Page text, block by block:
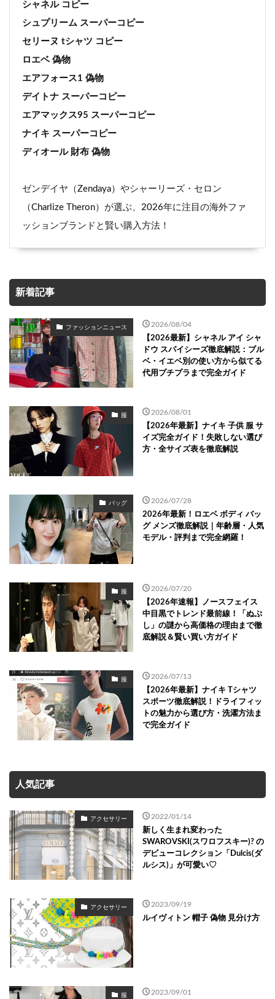
シャネル コピー
シュプリーム スーパーコピー
セリーヌ tシャツ コピー
ロエベ 偽物
エアフォース1 偽物
デイトナ スーパーコピー
エアマックス95 スーパーコピー
ナイキ スーパーコピー
ディオール 財布 偽物
ゼンデイヤ（Zendaya）やシャーリーズ・セロン
（Charlize Theron）が選ぶ、2026年に注目の海外ファ
ッションブランドと賢い購入方法！
新着記事
ファッションニュース 2026/08/04
【2026最新】シャネル アイ シャ
ドウ スパイシーズ徹底解説：ブル
ベ・イエベ別の使い方から似てる
代用プチプラまで完全ガイド
服 2026/08/01
【2026年最新】ナイキ 子供 服 サ
イズ完全ガイド！失敗しない選び
方・全サイズ表を徹底解説
バッグ 2026/07/28
2026年最新！ロエベ ボディ バッ
グ メンズ徹底解説｜年齢層・人気
モデル・評判まで完全網羅！
服 2026/07/20
【2026年速報】ノースフェイス
中目黒でトレンド最前線！「ぬぷ
し」の謎から高価格の理由まで徹
底解説＆賢い買い方ガイド
服 2026/07/13
【2026年最新】ナイキ Tシャツ
スポーツ徹底解説！ドライフィッ
トの魅力から選び方・洗濯方法ま
で完全ガイド
人気記事
アクセサリー 2022/01/14
新しく生まれ変わった
SWAROVSKI(スワロフスキー)? の
デビューコレクション「Dulcis(ダ
ルシス)」が可愛い♡
アクセサリー 2023/09/19
ルイヴィトン 帽子 偽物 見分け方
服 2023/09/01